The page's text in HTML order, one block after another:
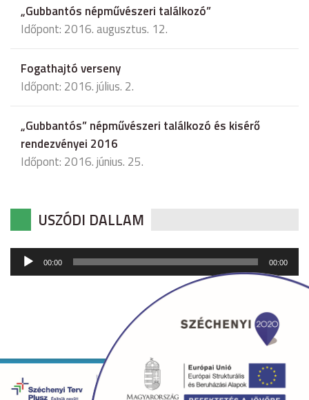
„Gubbantós népművészeri találkozó”
Időpont: 2016. augusztus. 12.
Fogathajtó verseny
Időpont: 2016. július. 2.
„Gubbantós” népművészeri találkozó és kisérő
rendezvényei 2016
Időpont: 2016. június. 25.
USZÓDI DALLAM
Audió
lejátszó
00:00 00:00
Copyright © 2026 uszod.hu Minden jog fenntartva. •